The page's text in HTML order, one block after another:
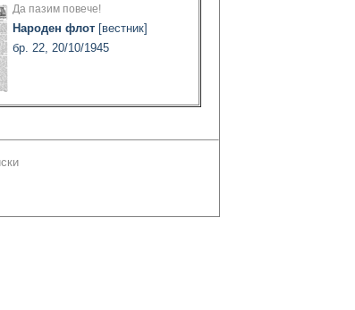
Да пазим повече!
Народен флот [вестник]
бр. 22, 20/10/1945